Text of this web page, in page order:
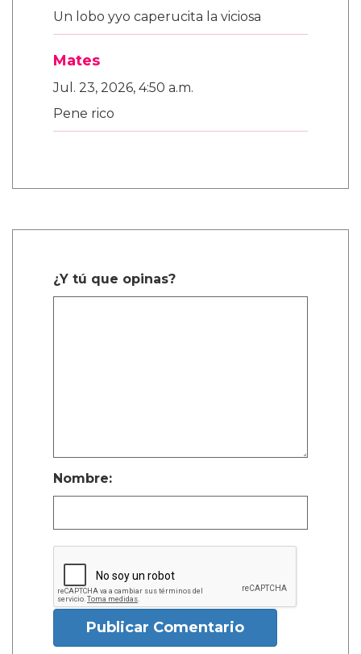
Un lobo yyo caperucita la viciosa
Mates
Jul. 23, 2026, 4:50 a.m.
Pene rico
¿Y tú que opinas?
Nombre:
Publicar Comentario